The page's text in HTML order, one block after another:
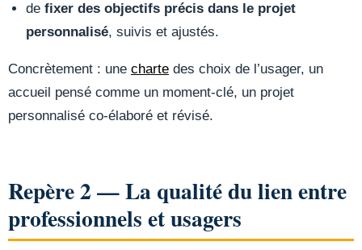
defixer des objectifs précis dans le projet
personnalisé, suivis et ajustés.
Concrètement : une charte des choix de l’usager, un
accueil pensé comme un moment-clé, un projet
personnalisé co-élaboré et révisé.
Repère 2 — La qualité du lien entre
professionnels et usagers